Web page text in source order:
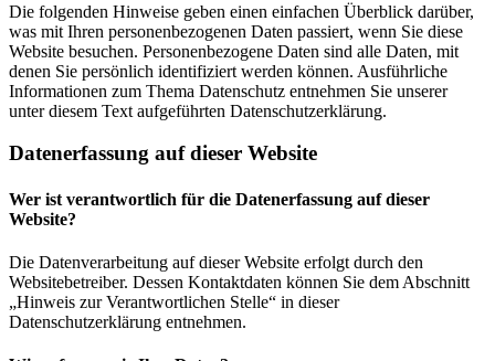
Die folgenden Hinweise geben einen einfachen Überblick darüber,
was mit Ihren personenbezogenen Daten passiert, wenn Sie diese
Website besuchen. Personenbezogene Daten sind alle Daten, mit
denen Sie persönlich identifiziert werden können. Ausführliche
Informationen zum Thema Datenschutz entnehmen Sie unserer
unter diesem Text aufgeführten Datenschutzerklärung.
Datenerfassung auf dieser Website
Wer ist verantwortlich für die Datenerfassung auf dieser
Website?
Die Datenverarbeitung auf dieser Website erfolgt durch den
Websitebetreiber. Dessen Kontaktdaten können Sie dem Abschnitt
„Hinweis zur Verantwortlichen Stelle“ in dieser
Datenschutzerklärung entnehmen.